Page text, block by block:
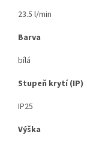
23.5 l/min
Barva
bílá
Stupeň krytí (IP)
IP25
Výška